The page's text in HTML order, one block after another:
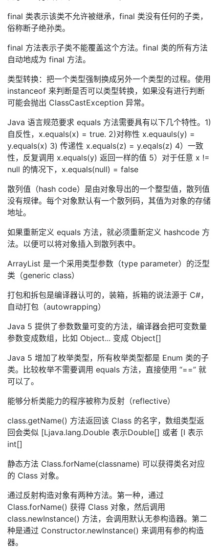
final 类表示该类不允许被继承，final 类没有任何的子类，
俗称断子绝孙类。
final 方法表示子类不能覆盖这个方法。final 类的所有方法
自动地成为 final 方法。
类型转换：把一个类型强制换成另外一个类型的过程。使用
instanceof 来判断是否可以类型转换，如果没有进行判断
可能会抛出 ClassCastException 异常。
Java 语言规范要求 equals 方法需要具有以下几个特性。1)
自反性，x.equals(x) = true. 2)对称性 x.equauls(y) =
y.equals(x) 3) 传递性 x.equals(z) = y.eqals(z) 4）一致
性，反复调用 x.equals(y) 返回一样的值 5）对于任意 x !=
null 的情况下，x.equals(null) = false
散列值（hash code）是由对象导出的一个整型值，散列值
没有规律。每个对象默认有一个散列码，其值为对象的存储
地址。
如果重新定义 equals 方法，就必须重新定义 hashcode 方
法。以便可以将对象插入到散列表中。
ArrayList 是一个采用类型参数（type parameter）的泛型
类（generic class）
打包和拆包是编译器认可的，装箱，拆箱的说法源于 C#，
自动打包（autowrapping）
Java 5 提供了参数数量可变的方法，编译器会把可变数量
参数变成数组，比如 Object... 变成 Object[]
Java 5 增加了枚举类型，所有枚举类型都是 Enum 类的子
类。比较枚举不需要调用 equals 方法，直接使用 “==” 就
可以了。
能够分析类能力的程序被称为反射（reflective）
class.getName() 方法返回该 Class 的名字，数组类型返
回会类似 [Ljava.lang.Double 表示Double[] 或者 [I 表示
int[]
静态方法 Class.forName(classname) 可以获得类名对应
的 Class 对象。
通过反射构造对象有两种方法。第一种，通过
Class.forName() 获得 Class 对象，然后调用
class.newInstance() 方法，会调用默认无参构造器。第二
种是通过 Constructor.newInstance() 来调用有参的构造
器。